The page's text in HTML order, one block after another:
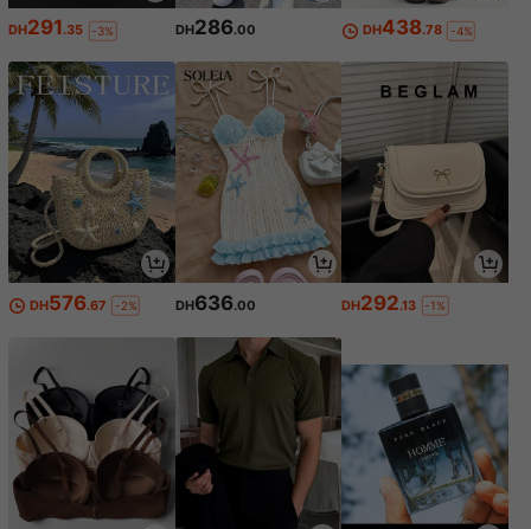
DH291.35 -3% DH286.00 DH438.78 -4%
DH576.67 -2% DH636.00 DH292.13 -1%